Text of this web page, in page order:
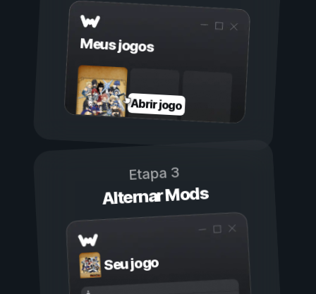
Meus jogos
Abrir jogo
Etapa 3
Alternar Mods
Seu jogo